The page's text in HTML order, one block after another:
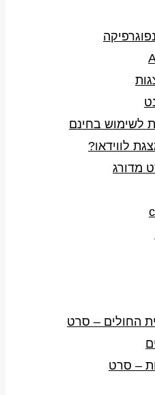
לשימוש בחינם
לווידאו?
מדורג
החולים – סרט
– סרט